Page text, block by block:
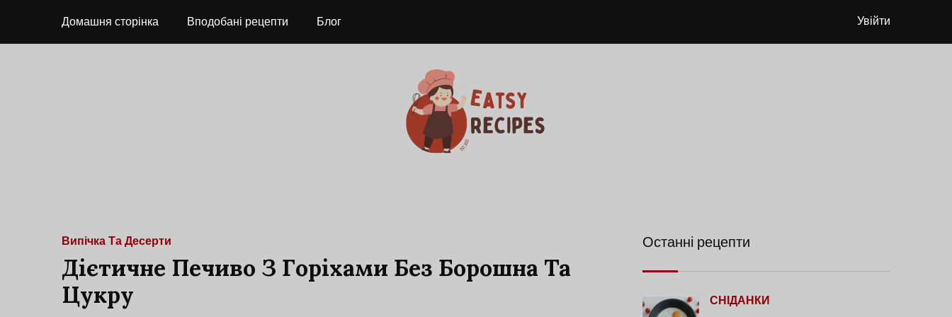
Домашня сторінка Вподобані рецепти Блог Увійти
Випічка Та Десерти
Дієтичне Печиво З Горіхами Без Борошна Та
Цукру
Останні рецепти
СНІДАНКИ